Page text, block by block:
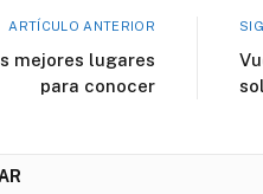
ARTÍCULO ANTERIOR
mejores lugares
para conocer